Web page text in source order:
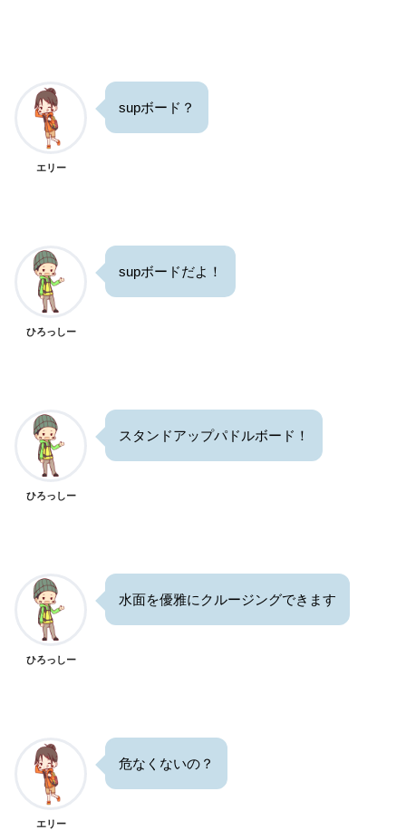
エリー
supボード？
ひろっしー
supボードだよ！
ひろっしー
スタンドアップパドルボード！
ひろっしー
水面を優雅にクルージングできます
エリー
危なくないの？